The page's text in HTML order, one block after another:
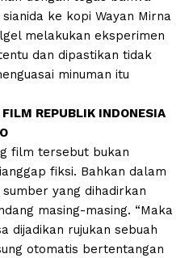
ke kopi Wayan Mirna
melakukan eksperimen
dan dipastikan tidak
minuman itu
REPUBLIK INDONESIA
film tersebut bukan
fiksi. Bahkan dalam
yang dihadirkan
masing-masing. “Maka
dijadikan rujukan sebuah
otomatis bertentangan